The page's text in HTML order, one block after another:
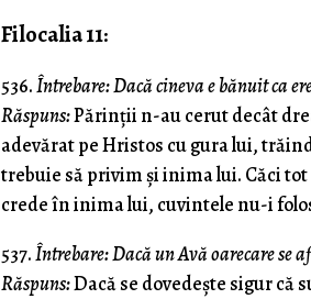
Filocalia 11:
536.Întrebare:Dacă cineva e bănuit ca
Răspuns:Părinţii n-au cerut decât
adevărat pe Hristos cu gura lui,
trebuie să privim şi inima lui. Căci
crede în inima lui, cuvintele nu-i
537.Întrebare: Dacă un Avă oarecare se
Răspuns:Dacă se dovedeşte sigur că